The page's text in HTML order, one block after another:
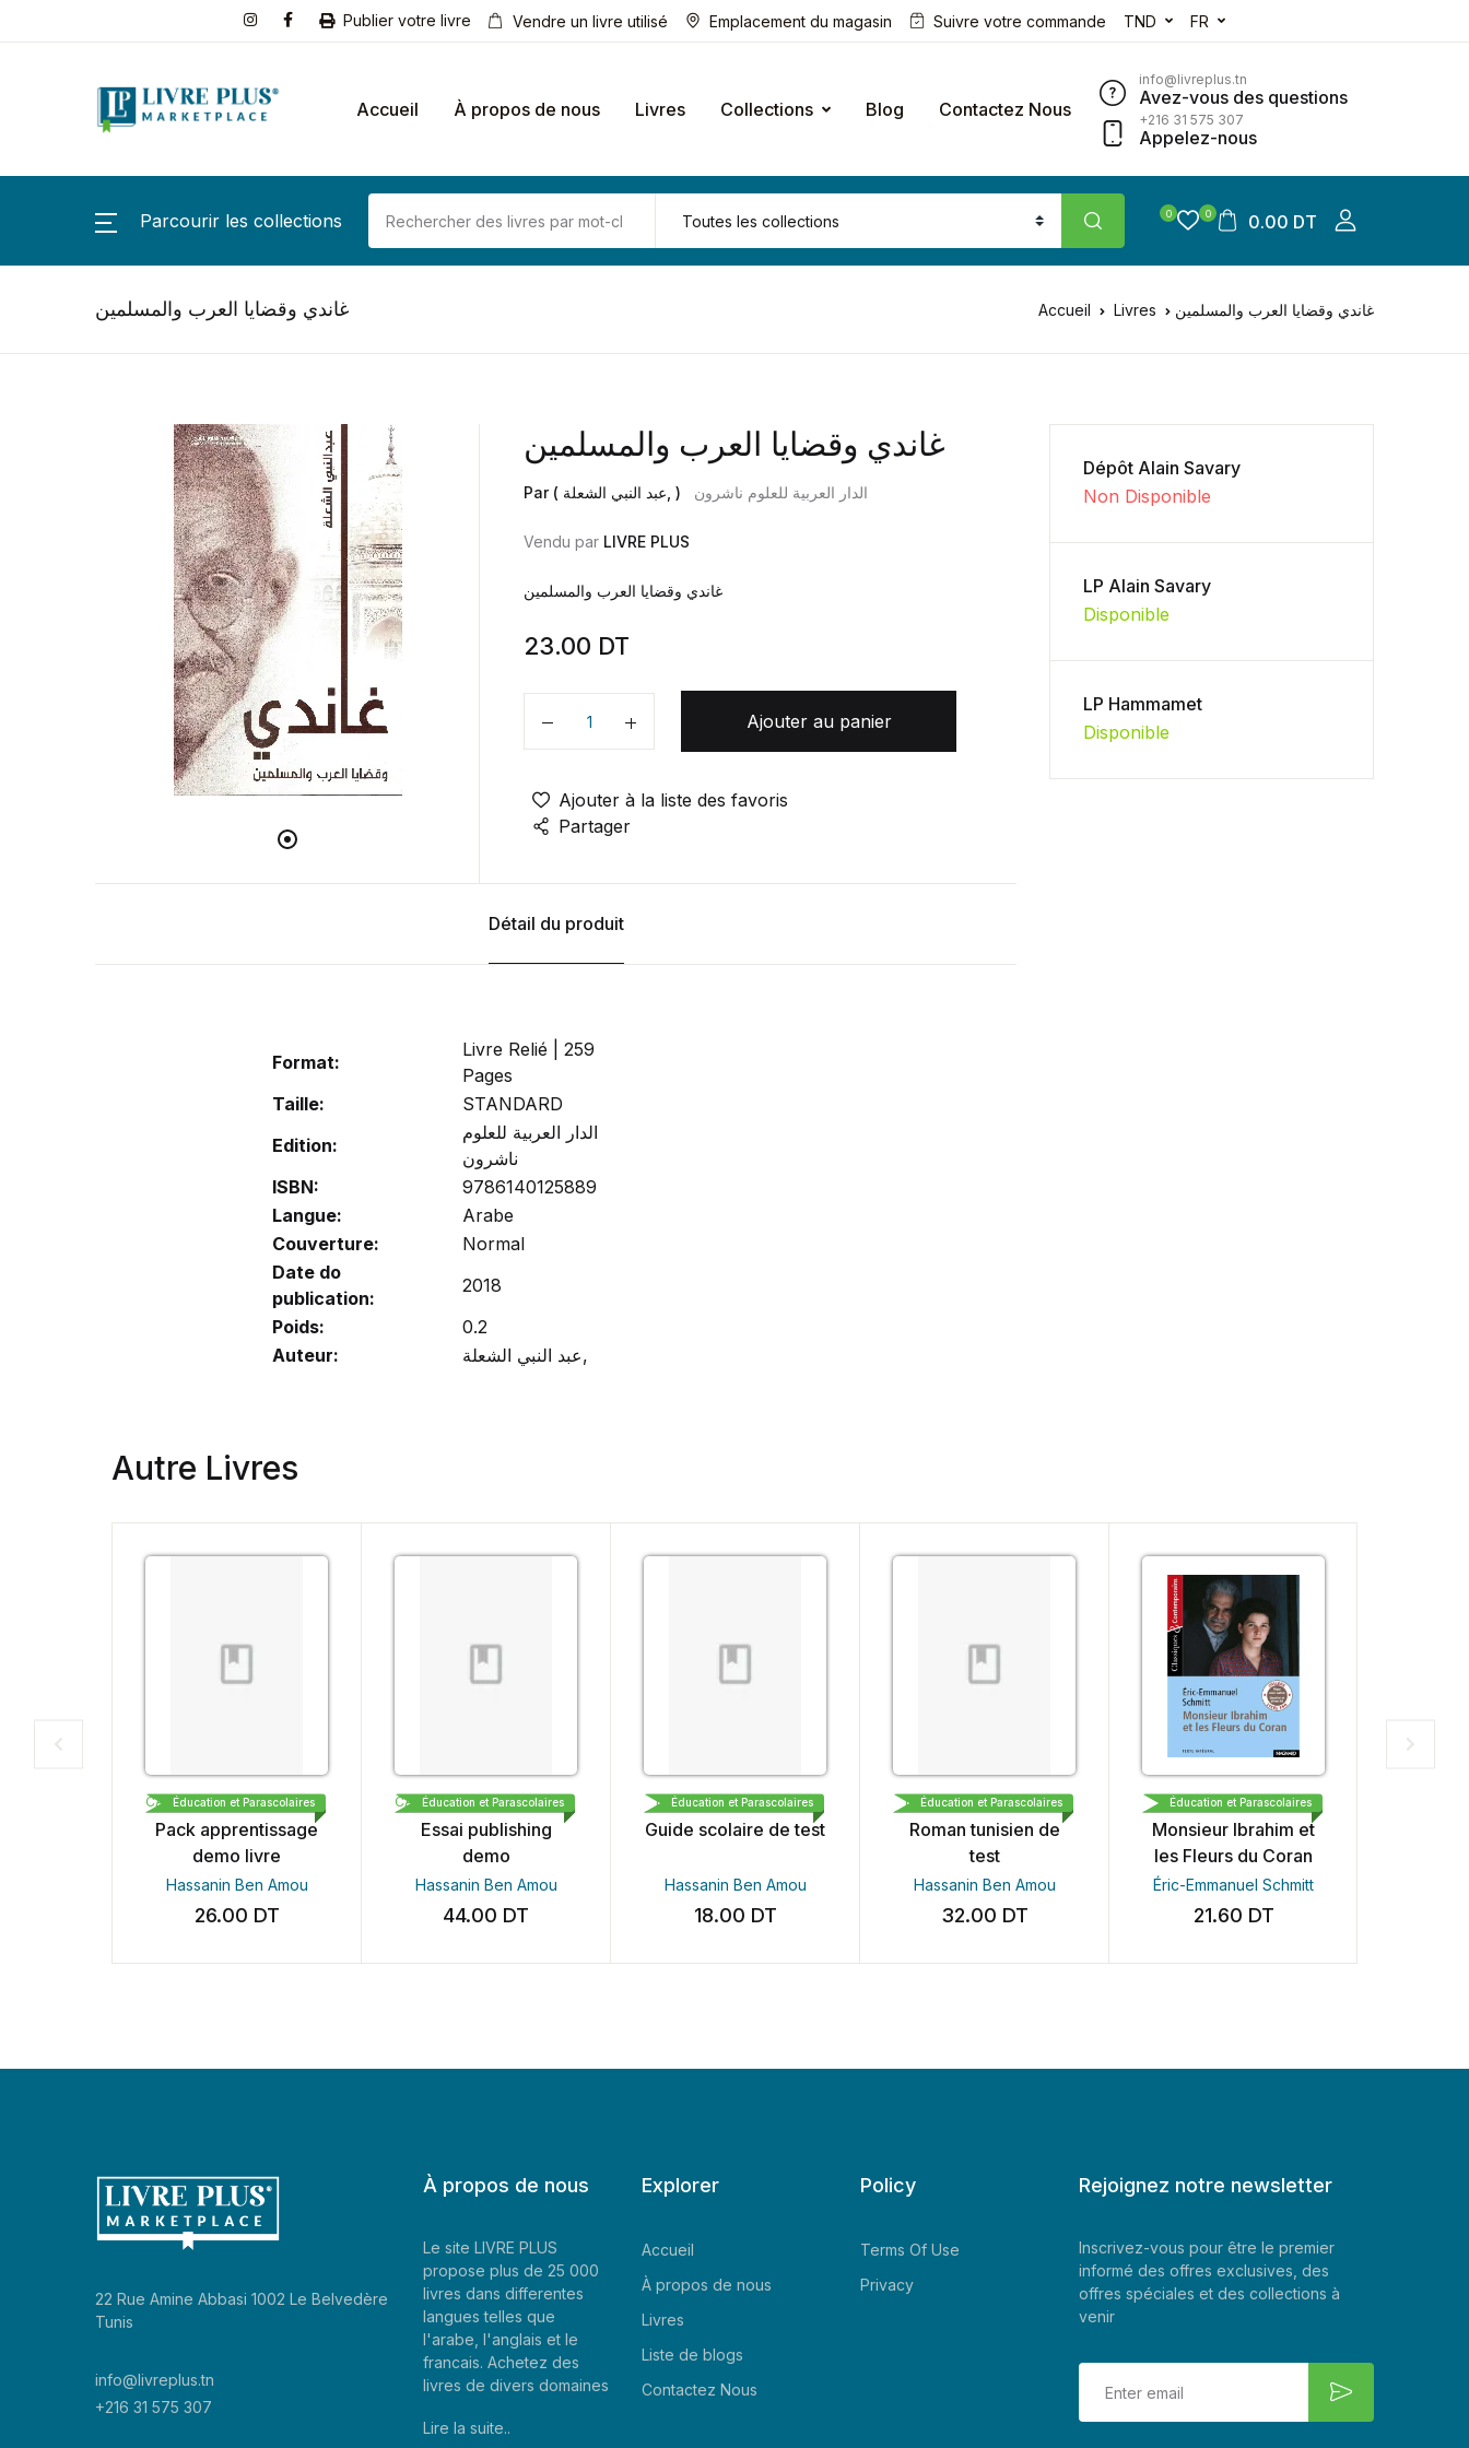
Publier votre livre Vendre un livre utilisé Emplacement du magasin Suivre votre commande TND FR
Accueil À propos de nous Livres Collections Blog Contactez Nous
info@livreplus.tn
Avez-vous des questions
+216 31 575 307
Appelez-nous
Parcourir les collections 0 0 0.00 DT
غاندي وقضايا العرب والمسلمين Accueil Livres غاندي وقضايا العرب والمسلمين
غاندي وقضايا العرب والمسلمين
Par ( عبد النبي الشعلة, ) الدار العربية للعلوم ناشرون
Vendu par LIVRE PLUS
غاندي وقضايا العرب والمسلمين
23.00 DT
Quantité
Ajouter au panier
Ajouter à la liste des favoris
Partager
Détail du produit
Format:
Livre Relié | 259
Pages
Taille:
STANDARD
Edition:
الدار العربية للعلوم
ناشرون
ISBN:
9786140125889
Langue:
Arabe
Couverture:
Normal
Date do
publication:
2018
Poids:
0.2
Auteur:
عبد النبي الشعلة,
Dépôt Alain Savary
Non Disponible
LP Alain Savary
Disponible
LP Hammamet
Disponible
Autre Livres
CARTHAGE BOOKS & PUBLISHING DEMO
Pack apprentissage
demo livre
Hassanin Ben Amou
26.00 DT
Éducation et Parascolaires CARTHAGE BOOKS & PUBLISHING DEMO
Essai publishing
demo
Hassanin Ben Amou
44.00 DT
Éducation et Parascolaires LIBRAIRIE MEDINA DEMO
Guide scolaire de test
Hassanin Ben Amou
18.00 DT
Éducation et Parascolaires LIBRAIRIE MEDINA DEMO
Roman tunisien de
test
Hassanin Ben Amou
32.00 DT
Éducation et Parascolaires MAGNARD
Monsieur Ibrahim et
les Fleurs du Coran
Éric-Emmanuel Schmitt
21.60 DT
Éducation et Parascolaires
22 Rue Amine Abbasi 1002 Le Belvedère
Tunis
info@livreplus.tn
+216 31 575 307
À propos de nous
Le site LIVRE PLUS
propose plus de 25 000
livres dans differentes
langues telles que
l'arabe, l'anglais et le
francais. Achetez des
livres de divers domaines
Lire la suite..
Explorer
Accueil
À propos de nous
Livres
Liste de blogs
Contactez Nous
Policy
Terms Of Use
Privacy
Rejoignez notre newsletter
Inscrivez-vous pour être le premier
informé des offres exclusives, des
offres spéciales et des collections à
venir